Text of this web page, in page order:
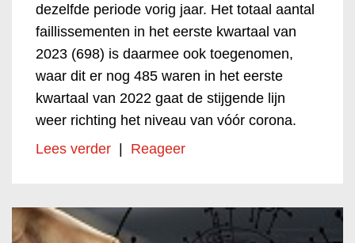
dezelfde periode vorig jaar. Het totaal aantal
faillissementen in het eerste kwartaal van
2023 (698) is daarmee ook toegenomen,
waar dit er nog 485 waren in het eerste
kwartaal van 2022 gaat de stijgende lijn
weer richting het niveau van vóór corona.
Lees verder | Reageer